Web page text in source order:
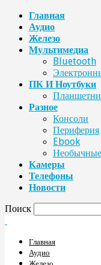
Главная
Аудио
Железо
Мультимедиа
Bluetooth
ПК И Ноутбуки
Разное
Консоли
Периферия
Ebook
Камеры
Телефоны
Новости
Поиск
Главная
Аудио